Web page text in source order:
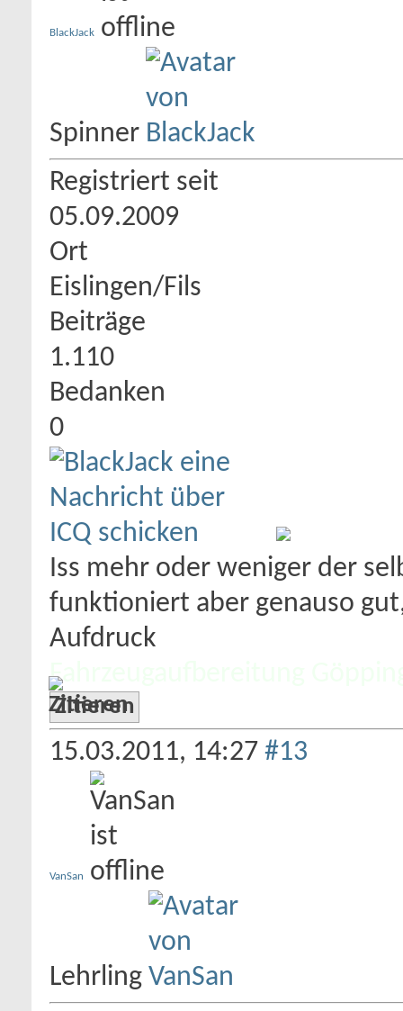
BlackJack
Spinner
Registriert seit
05.09.2009
Ort
Eislingen/Fils
Beiträge
1.110
Bedanken
0
Iss mehr oder weniger der
funktioniert aber genauso
Aufdruck
Fahrzeugaufbereitung
Zitieren
15.03.2011, 14:27 #13
VanSan
Lehrling